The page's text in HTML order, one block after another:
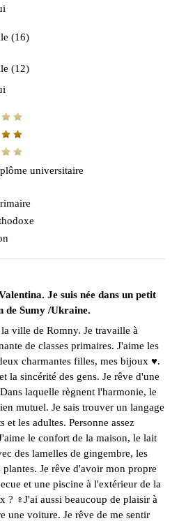
(16)
(12)
universitaire
Je suis née dans un petit
de Sumy /Ukraine.
ville de Romny. Je travaille à
de classes primaires. J'aime les
charmantes filles, mes bijoux ♥️.
la sincérité des gens. Je rêve d'une
laquelle règnent l'harmonie, le
mutuel. Je sais trouver un langage
et les adultes. Personne assez
le confort de la maison, le lait
des lamelles de gingembre, les
plantes. Je rêve d'avoir mon propre
et une piscine à l'extérieur de la
? ‍♀️J'ai aussi beaucoup de plaisir à
une voiture. Je rêve de me sentir